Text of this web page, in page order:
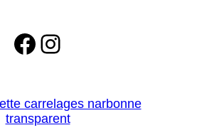
Facebook
Instagram